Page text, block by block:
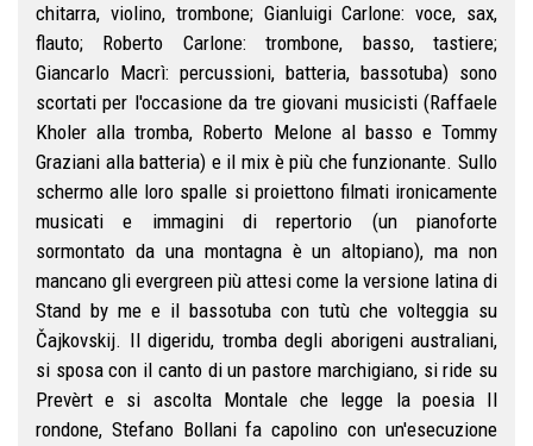
chitarra, violino, trombone; Gianluigi Carlone: voce, sax,
flauto; Roberto Carlone: trombone, basso, tastiere;
Giancarlo Macrì: percussioni, batteria, bassotuba) sono
scortati per l'occasione da tre giovani musicisti (Raffaele
Kholer alla tromba, Roberto Melone al basso e Tommy
Graziani alla batteria) e il mix è più che funzionante. Sullo
schermo alle loro spalle si proiettono filmati ironicamente
musicati e immagini di repertorio (un pianoforte
sormontato da una montagna è un altopiano), ma non
mancano gli evergreen più attesi come la versione latina di
Stand by me e il bassotuba con tutù che volteggia su
Čajkovskij. Il digeridu, tromba degli aborigeni australiani,
si sposa con il canto di un pastore marchigiano, si ride su
Prevèrt e si ascolta Montale che legge la poesia Il
rondone, Stefano Bollani fa capolino con un'esecuzione